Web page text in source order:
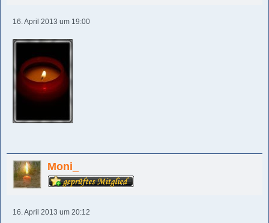
16. April 2013 um 19:00
Moni_
16. April 2013 um 20:12